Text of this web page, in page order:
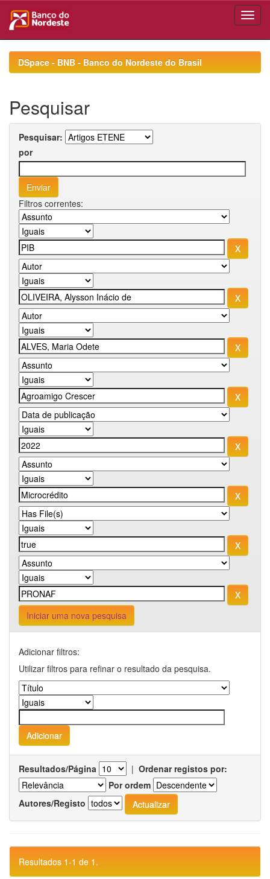
navigationDSpace - BNB - Banco do Nordeste do Brasil
Pesquisar
Pesquisar:
por
Filtros correntes:
Iniciar uma nova pesquisa
Adicionar filtros:
Utilizar filtros para refinar o resultado da pesquisa.
Resultados/Página | Ordenar registos por:
Por ordem
Autores/Registo
Resultados 1-1 de 1.